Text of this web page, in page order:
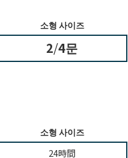
소형 사이즈
2/4문
소형 사이즈
24時間